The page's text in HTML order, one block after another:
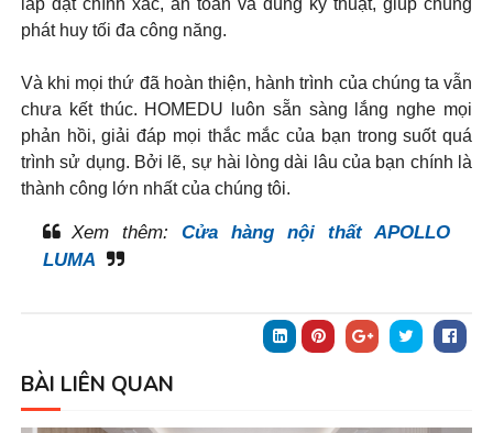
phát huy tối đa công năng.
Và khi mọi thứ đã hoàn thiện, hành trình của chúng ta vẫn
chưa kết thúc. HOMEDU luôn sẵn sàng lắng nghe mọi
phản hồi, giải đáp mọi thắc mắc của bạn trong suốt quá
trình sử dụng. Bởi lẽ, sự hài lòng dài lâu của bạn chính là
thành công lớn nhất của chúng tôi.
Xem thêm: Cửa hàng nội thất APOLLO
LUMA
BÀI LIÊN QUAN